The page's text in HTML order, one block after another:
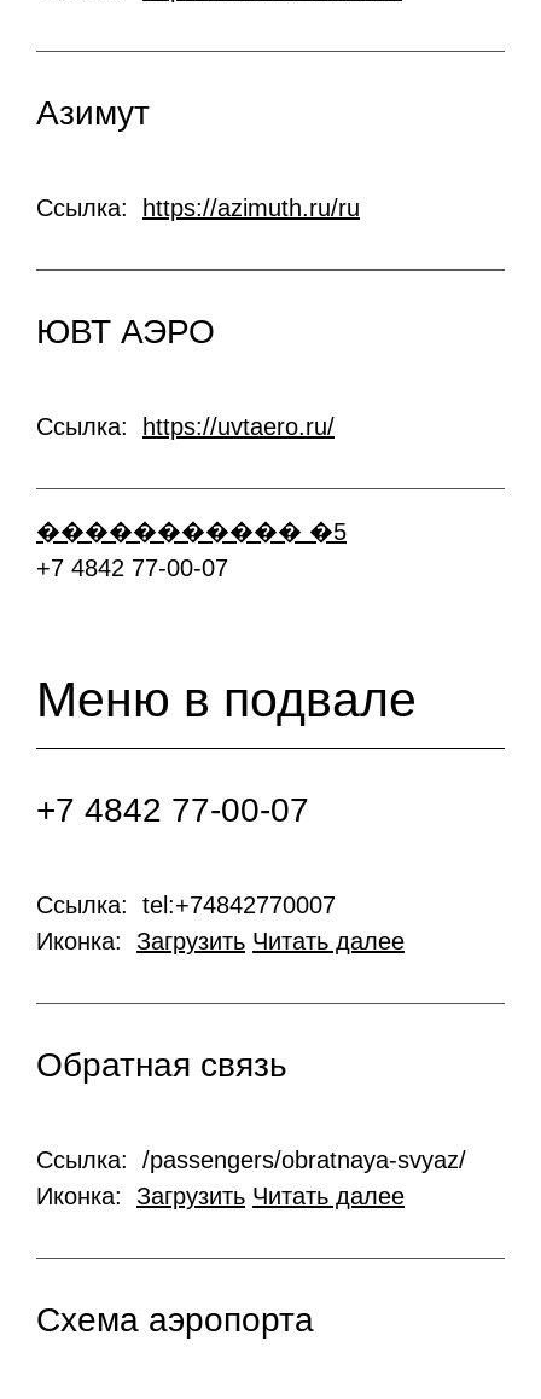
Азимут
Ссылка: https://azimuth.ru/ru
ЮВТ АЭРО
Ссылка: https://uvtaero.ru/
+7 4842 77-00-07
Меню в подвале
+7 4842 77-00-07
Ссылка: tel:+74842770007
Иконка: Загрузить Читать далее
Обратная связь
Ссылка: /passengers/obratnaya-svyaz/
Иконка: Загрузить Читать далее
Схема аэропорта